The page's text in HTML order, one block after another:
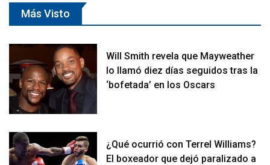
Más Visto
Will Smith revela que Mayweather
lo llamó diez días seguidos tras la
‘bofetada’ en los Oscars
¿Qué ocurrió con Terrel Williams?
El boxeador que dejó paralizado a